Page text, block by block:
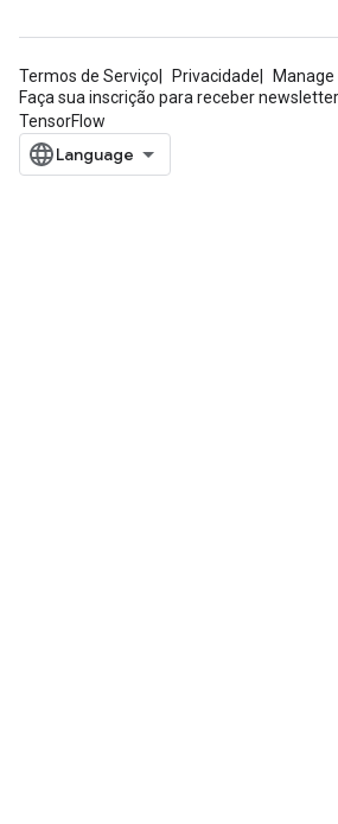
Termos de Serviço Privacidade
Faça sua inscrição para receber
TensorFlow